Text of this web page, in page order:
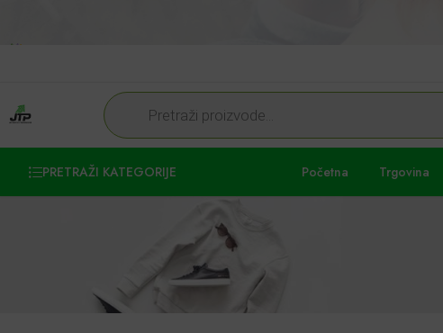
PRETRAŽI KATEGORIJE Početna Trgovina